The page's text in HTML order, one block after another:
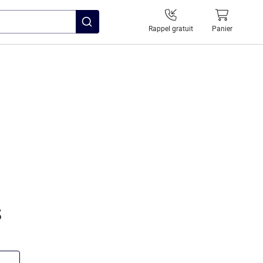
Rappel gratuit Panier